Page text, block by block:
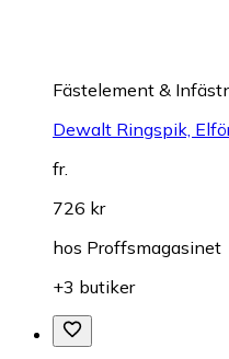
Fästelement &
Dewalt Ringspik,
fr.
726 kr
hos Proffsmagasinet
+3 butiker